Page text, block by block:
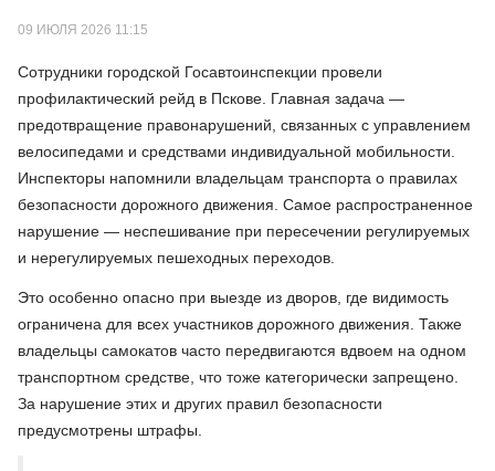
09 ИЮЛЯ 2026 11:15
Сотрудники городской Госавтоинспекции провели
профилактический рейд в Пскове. Главная задача —
предотвращение правонарушений, связанных с управлением
велосипедами и средствами индивидуальной мобильности.
Инспекторы напомнили владельцам транспорта о правилах
безопасности дорожного движения. Самое распространенное
нарушение — неспешивание при пересечении регулируемых
и нерегулируемых пешеходных переходов.
Это особенно опасно при выезде из дворов, где видимость
ограничена для всех участников дорожного движения. Также
владельцы самокатов часто передвигаются вдвоем на одном
транспортном средстве, что тоже категорически запрещено.
За нарушение этих и других правил безопасности
предусмотрены штрафы.